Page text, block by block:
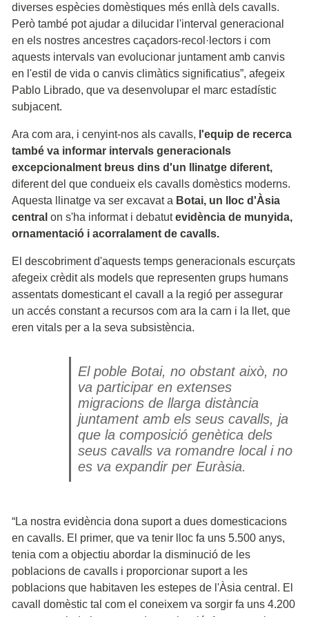
diverses espècies domèstiques més enllà dels cavalls.
Però també pot ajudar a dilucidar l'interval generacional
en els nostres ancestres caçadors-recol·lectors i com
aquests intervals van evolucionar juntament amb canvis
en l'estil de vida o canvis climàtics significatius”, afegeix
Pablo Librado, que va desenvolupar el marc estadístic
subjacent.
Ara com ara, i cenyint-nos als cavalls, l'equip de recerca
també va informar intervals generacionals
excepcionalment breus dins d'un llinatge diferent,
diferent del que condueix els cavalls domèstics moderns.
Aquesta llinatge va ser excavat a Botai, un lloc d'Àsia
central on s'ha informat i debatutevidència de munyida,
ornamentació i acorralament de cavalls.
El descobriment d'aquests temps generacionals escurçats
afegeix crèdit als models que representen grups humans
assentats domesticant el cavall a la regió per assegurar
un accés constant a recursos com ara la carn i la llet, que
eren vitals per a la seva subsistència.
El poble Botai, no obstant això, no
va participar en extenses
migracions de llarga distància
juntament amb els seus cavalls, ja
que la composició genètica dels
seus cavalls va romandre local i no
es va expandir per Euràsia.
“La nostra evidència dona suport a dues domesticacions
en cavalls. El primer, que va tenir lloc fa uns 5.500 anys,
tenia com a objectiu abordar la disminució de les
poblacions de cavalls i proporcionar suport a les
poblacions que habitaven les estepes de l'Àsia central. El
cavall domèstic tal com el coneixem va sorgir fa uns 4.200